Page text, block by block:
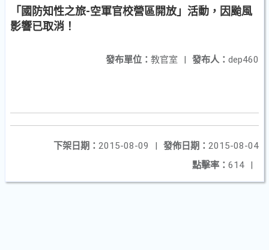
「國防知性之旅-空軍官校營區開放」活動，因颱風
影響已取消！
發布人： dep460
發布單位： 教官室 |
發佈日期： 2015-08-04
下架日期： 2015-08-09
|
點擊率： 614 |